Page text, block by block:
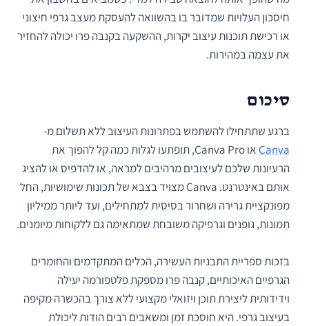
חיסכון העלויות שמדובר בו בהשוואה להעסקת מעצב גרפי חיצוני
או רכישת תוכנות עיצוב יקרות, ההשקעה בקנבה פרו יכולה להחזיר
את עצמה במהירות.
סיכום
ברגע שתתחילו להשתמש בפתרונות העיצוב ללא תשלום מ-
Canva
או Canva Pro, תופתעו לגלות כמה קל להפוך את
הרעיונות שלכם לעיצובים מרהיבים למראה, או להדפיס או להציג
אותם באינטרנט. Canva מצויד בצבא של תכונות שימושיות, החל
מפונקציית גרירה ושחרור בסיסית למתחילים, ועד ליותר ממיליון
תמונות, גופנים וגרפיקה משובחת שמתאימה גם ללקוחות מיומנים.
בזכות ספריית התבניות העשירה, הכלים המתקדמים והחומרים
הגרפיים האיכותיים, קנבה פרו מספקת פלטפורמה יעילה
וידידותית ליצירת תוכן ויזואלי מקצועי ללא צורך בהכשרה מקיפה
בעיצוב גרפי. היא חוסכת זמן ומשאבים רבים הודות ליכולת